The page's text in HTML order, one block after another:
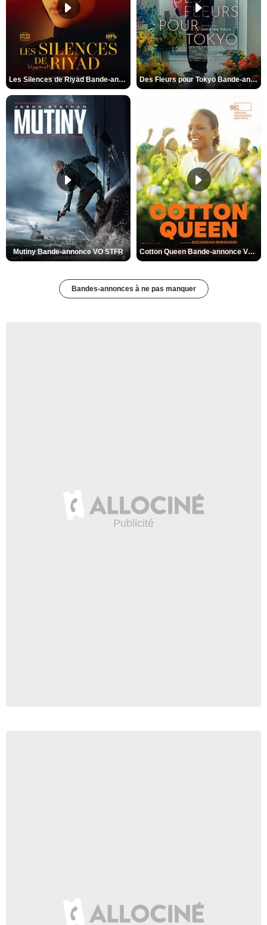
Les Silences de Riyad Bande-annonce VO STFR Des Fleurs pour Tokyo Bande-annonce VO STFR
Mutiny Bande-annonce VO STFR Cotton Queen Bande-annonce VO STFR
Bandes-annonces à ne pas manquer